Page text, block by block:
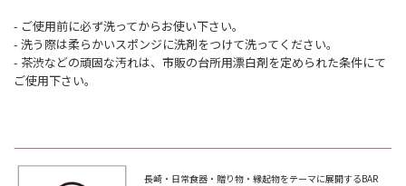
- ご使用前に必ず洗ってからお使い下さい。
- 洗う際は柔らかいスポンジに洗剤をつけて洗ってください。
- 茶渋などの頑固な汚れは、市販の台所用漂白剤を定められた条件にて
ご使用下さい。
長崎・日常食器・贈り物・縁起物をテーマに展開するBAR